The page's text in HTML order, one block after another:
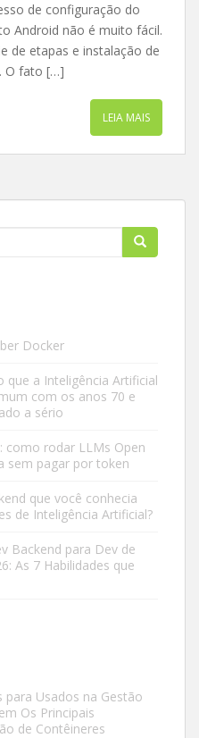
de configuração do
Android não é muito fácil.
de etapas e instalação de
O fato […]
LEIA MAIS
Docker
que a Inteligência Artificial
com os anos 70 e
a sério
como rodar LLMs Open
sem pagar por token
que você conhecia
de Inteligência Artificial?
Backend para Dev de
As 7 Habilidades que
para Usados na Gestão
em Os Principais
de Contêineres